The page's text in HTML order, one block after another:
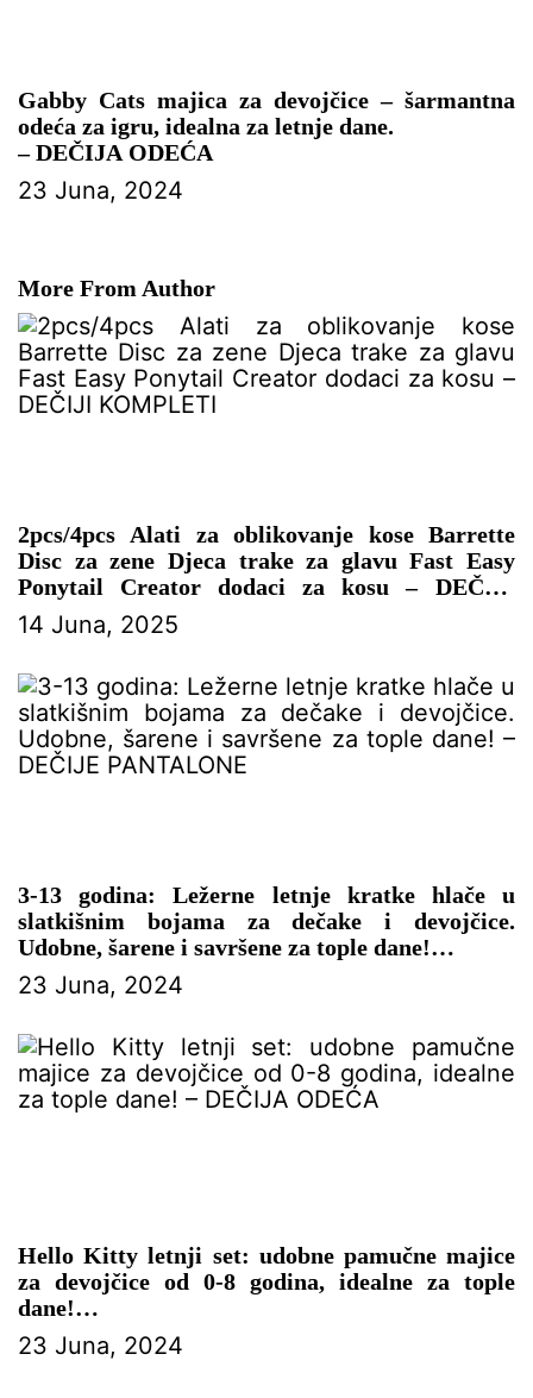
Gabby Cats majica za devojčice – šarmantna
odeća za igru, idealna za letnje dane.
– DEČIJA ODEĆA
23 Juna, 2024
More From Author
2pcs/4pcs Alati za oblikovanje kose Barrette
Disc za zene Djeca trake za glavu Fast Easy
Ponytail Creator dodaci za kosu – DEČIJI
KOMPLETI
14 Juna, 2025
3-13 godina: Ležerne letnje kratke hlače u
slatkišnim bojama za dečake i devojčice.
Udobne, šarene i savršene za tople dane!
– DEČIJE PANTALONE
23 Juna, 2024
Hello Kitty letnji set: udobne pamučne majice
za devojčice od 0-8 godina, idealne za tople
dane!
– DEČIJA ODEĆA
23 Juna, 2024